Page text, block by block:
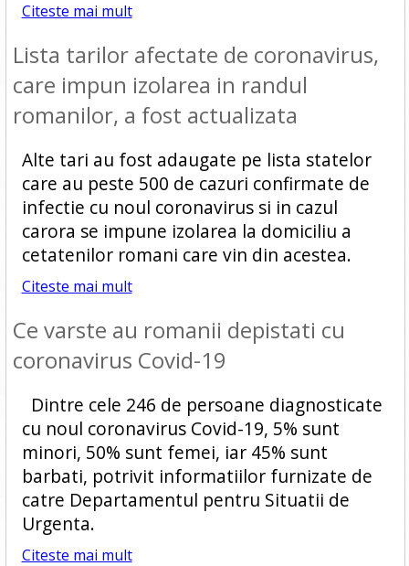
Citeste mai mult
Lista tarilor afectate de coronavirus,
care impun izolarea in randul
romanilor, a fost actualizata
Alte tari au fost adaugate pe lista statelor
care au peste 500 de cazuri confirmate de
infectie cu noul coronavirus si in cazul
carora se impune izolarea la domiciliu a
cetatenilor romani care vin din acestea.
Citeste mai mult
Ce varste au romanii depistati cu
coronavirus Covid-19
Dintre cele 246 de persoane diagnosticate
cu noul coronavirus Covid-19, 5% sunt
minori, 50% sunt femei, iar 45% sunt
barbati, potrivit informatiilor furnizate de
catre Departamentul pentru Situatii de
Urgenta.
Citeste mai mult